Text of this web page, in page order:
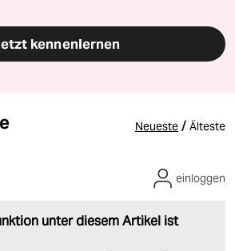
kennenlernen
Neueste / Älteste
unter diesem Artikel ist
einloggen